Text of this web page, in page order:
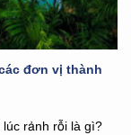
đơn vị thành
rảnh rỗi là gì?